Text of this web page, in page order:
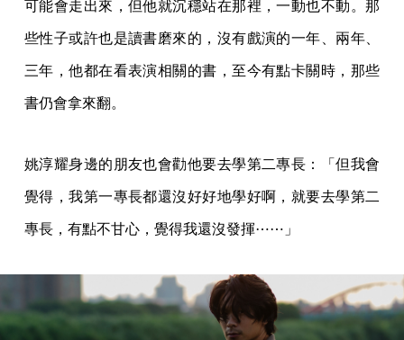
可能會走出來，但他就沉穩站在那裡，一動也不動。那
些性子或許也是讀書磨來的，沒有戲演的一年、兩年、
三年，他都在看表演相關的書，至今有點卡關時，那些
書仍會拿來翻。
姚淳耀身邊的朋友也會勸他要去學第二專長：「但我會
覺得，我第一專長都還沒好好地學好啊，就要去學第二
專長，有點不甘心，覺得我還沒發揮⋯⋯」